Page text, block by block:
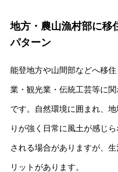
地方・農山漁村部に移
パターン
能登地方や山間部などへ移
業・観光業・伝統工芸等に
です。自然環境に囲まれ、
りが強く日常に風土が感じ
される場合がありますが、
リットがあります。